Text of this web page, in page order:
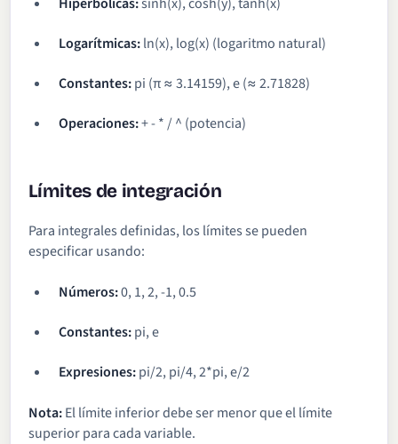
Logarítmicas:ln(x), log(x) (logaritmo natural)
Constantes:pi (π ≈ 3.14159), e (≈ 2.71828)
Operaciones:+ - * / ^ (potencia)
Límites de integración
Para integrales definidas, los límites se pueden
especificar usando:
Números:0, 1, 2, -1, 0.5
Constantes:pi, e
Expresiones:pi/2, pi/4, 2*pi, e/2
Nota:El límite inferior debe ser menor que el límite
superior para cada variable.